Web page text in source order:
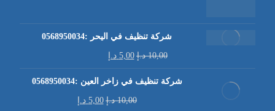
شركة تنظيف في اليحر :0568950034
10,00 د.إ 5,00 د.إ
شركة تنظيف في زاخر العين :0568950034
10,00 د.إ 5,00 د.إ